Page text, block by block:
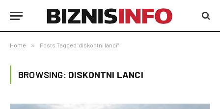
Home » Posts Tagged "diskontni lanci"
BROWSING: DISKONTNI LANCI